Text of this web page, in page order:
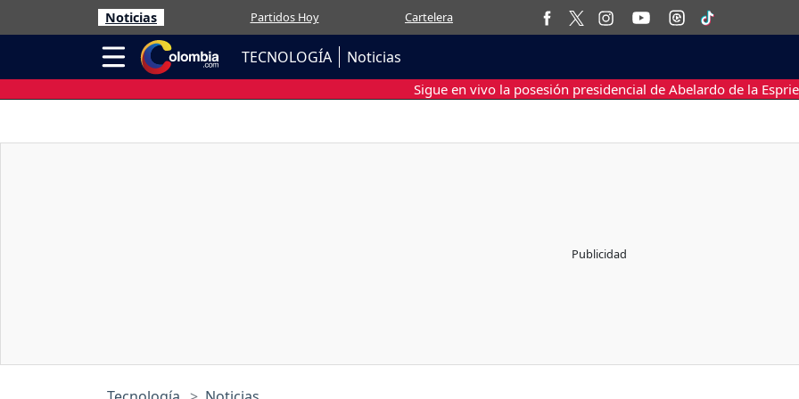
Noticias Partidos Hoy Cartelera
TECNOLOGÍA Noticias
Sigue en vivo la posesión presidencial de Abelardo de la